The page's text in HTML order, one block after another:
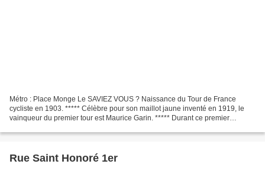
Métro : Place Monge Le SAVIEZ VOUS ? Naissance du Tour de France
cycliste en 1903. ***** Célèbre pour son maillot jaune inventé en 1919, le
vainqueur du premier tour est Maurice Garin. ***** Durant ce premier
Rue Saint Honoré 1er